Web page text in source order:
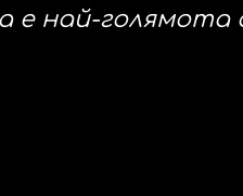
най-голямота